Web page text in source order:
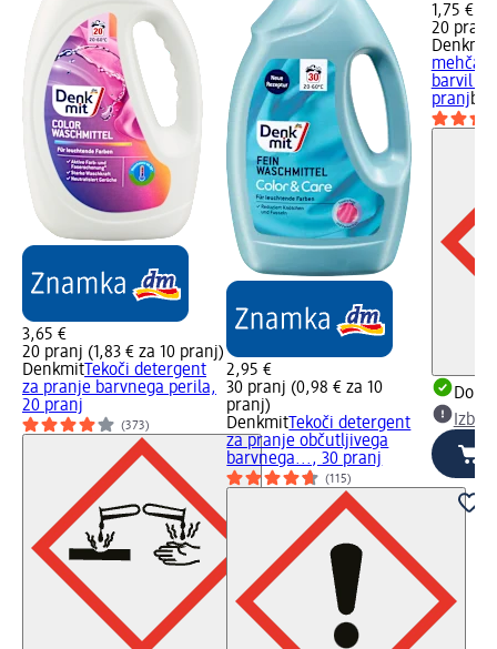
3,65 €
20 pranj (1,83 € za 10 pranj)
Denkmit Tekoči detergent
za pranje barvnega perila,
20 pranj
(373)
2,95 €
30 pranj (0,98 € za 10
pranj)
Denkmit Tekoči detergent
za pranje občutljivega
barvnega..., 30 pranj
(115)
1,75 €
20 pranj
Denkmit
barvil in
pranj